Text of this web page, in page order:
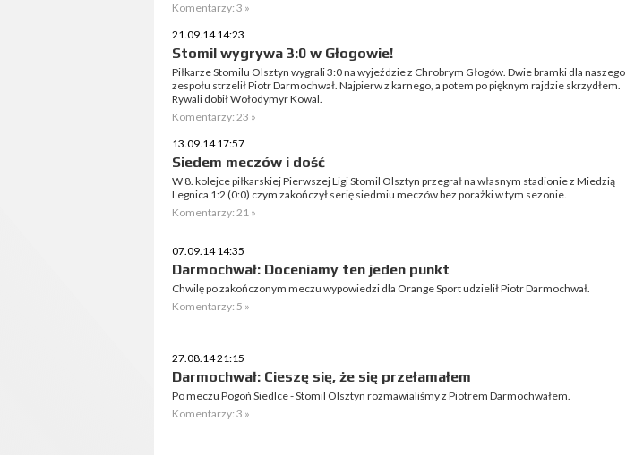
Komentarzy: 3 »
21.09.14 14:23
Stomil wygrywa 3:0 w Głogowie!
Piłkarze Stomilu Olsztyn wygrali 3:0 na wyjeździe z Chrobrym Głogów. Dwie bramki dla naszego
zespołu strzelił Piotr Darmochwał. Najpierw z karnego, a potem po pięknym rajdzie skrzydłem.
Rywali dobił Wołodymyr Kowal.
Komentarzy: 23 »
13.09.14 17:57
Siedem meczów i dość
W 8. kolejce piłkarskiej Pierwszej Ligi Stomil Olsztyn przegrał na własnym stadionie z Miedzią
Legnica 1:2 (0:0) czym zakończył serię siedmiu meczów bez porażki w tym sezonie.
Komentarzy: 21 »
07.09.14 14:35
Darmochwał: Doceniamy ten jeden punkt
Chwilę po zakończonym meczu wypowiedzi dla Orange Sport udzielił Piotr Darmochwał.
Komentarzy: 5 »
27.08.14 21:15
Darmochwał: Cieszę się, że się przełamałem
Po meczu Pogoń Siedlce - Stomil Olsztyn rozmawialiśmy z Piotrem Darmochwałem.
Komentarzy: 3 »